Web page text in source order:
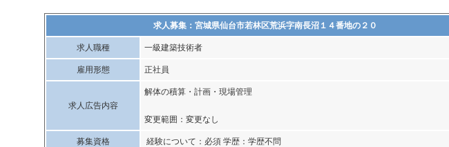
求人募集：宮城県仙台市若林区荒浜字南長沼１４番地の２０
求人職種 一級建築技術者
雇用形態 正社員
求人広告内容
解体の積算・計画・現場管理
変更範囲：変更なし
募集資格 経験について：必須 学歴：学歴不問